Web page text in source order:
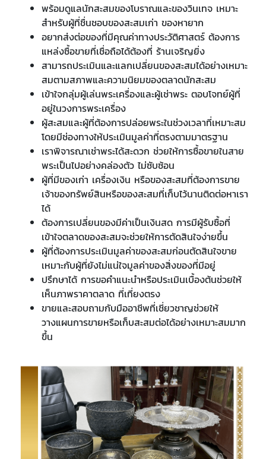
พร้อมดูแลนักสะสมของโบราณและของวินเทจ เหมาะ
สำหรับผู้ที่ชื่นชอบของสะสมเก่า ของหายาก
อยากส่งต่อของที่มีคุณค่าทางประวัติศาสตร์ ต้องการ
แหล่งซื้อขายที่เชื่อถือได้ต้องที่ ร้านเจริญยิ่ง
สามารถประเมินและแลกเปลี่ยนของสะสมได้อย่างเหมาะ
สมตามสภาพและความนิยมของตลาดนักสะสม
เข้าใจกลุ่มผู้เล่นพระเครื่องและผู้เช่าพระ ตอบโจทย์ผู้ที่
อยู่ในวงการพระเครื่อง
ผู้สะสมและผู้ที่ต้องการปล่อยพระในช่วงเวลาที่เหมาะสม
โดยมีช่องทางให้ประเมินมูลค่าที่ตรงตามมาตรฐาน
เราพิจารณาเช่าพระได้สะดวก ช่วยให้การซื้อขายในสาย
พระเป็นไปอย่างคล่องตัว ไม่ซับซ้อน
ผู้ที่มีของเก่า เครื่องเงิน หรือของสะสมที่ต้องการขาย
เจ้าของทรัพย์สินหรือของสะสมที่เก็บไว้นานติดต่อหาเรา
ได้
ต้องการเปลี่ยนของมีค่าเป็นเงินสด การมีผู้รับซื้อที่
เข้าใจตลาดของสะสมจะช่วยให้การตัดสินใจง่ายขึ้น
ผู้ที่ต้องการประเมินมูลค่าของสะสมก่อนตัดสินใจขาย
เหมาะกับผู้ที่ยังไม่แน่ใจมูลค่าของสิ่งของที่มีอยู่
ปรึกษาได้ การขอคำแนะนำหรือประเมินเบื้องต้นช่วยให้
เห็นภาพราคาตลาด ที่เที่ยงตรง
ขายและสอบถามกับมืออาชีพที่เชี่ยวชาญช่วยให้
วางแผนการขายหรือเก็บสะสมต่อได้อย่างเหมาะสมมาก
ขึ้น